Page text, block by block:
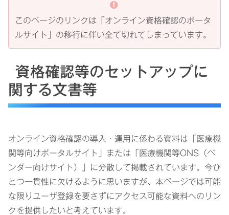
このページのリンクは「オンライン資格確認のポータ
ルサイト」の移行に伴い全て切れてしまっています。
資格確認等のセットアップに
関する文書等
オンライン資格確認の導入・運用に係わる資料は「医療機
関等向けポータルサイト」または「医療機関等ONS（ベ
ンダー向けサイト）」に分散して掲載されています。今ひ
とつ一貫性に欠けるように思いますが、本ページでは可能
な限りユーザ登録を要さずにアクセス可能な資料へのリン
クを提供したいと考えています。